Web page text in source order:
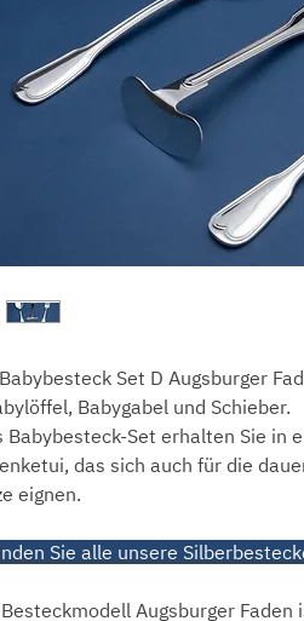
Set D Augsburger
Babygabel und Schieber.
Babybesteck-Set erhalten Sie in
das sich auch für die
eignen.
Sie alle unsere
Augsburger